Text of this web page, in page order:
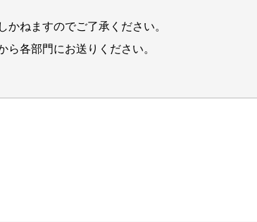
ねますのでご了承ください。
ら各部門にお送りください。